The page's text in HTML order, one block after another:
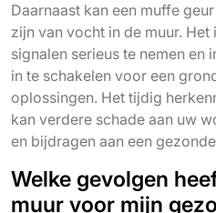
Daarnaast kan een muffe
zijn van vocht in de muur.
signalen serieus te nemen en
in te schakelen voor een
oplossingen. Het tijdig
kan verdere schade aan uw
en bijdragen aan een
Welke gevolgen
muur voor mijn